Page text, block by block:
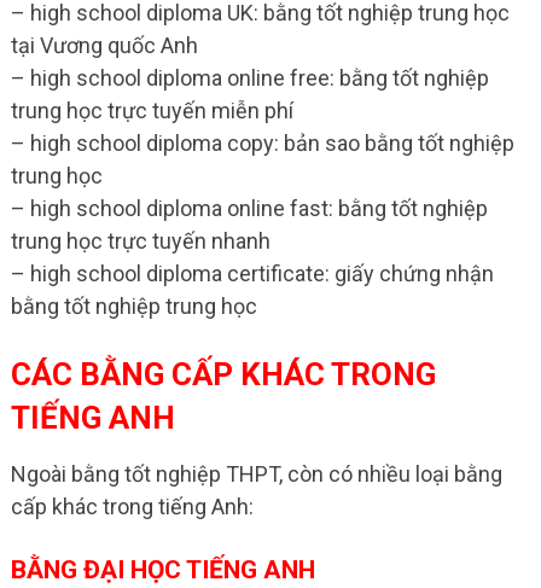
– high school diploma UK: bằng tốt nghiệp trung học
tại Vương quốc Anh
– high school diploma online free: bằng tốt nghiệp
trung học trực tuyến miễn phí
– high school diploma copy: bản sao bằng tốt nghiệp
trung học
– high school diploma online fast: bằng tốt nghiệp
trung học trực tuyến nhanh
– high school diploma certificate: giấy chứng nhận
bằng tốt nghiệp trung học
CÁC BẰNG CẤP KHÁC TRONG
TIẾNG ANH
Ngoài bằng tốt nghiệp THPT, còn có nhiều loại bằng
cấp khác trong tiếng Anh:
BẰNG ĐẠI HỌC TIẾNG ANH